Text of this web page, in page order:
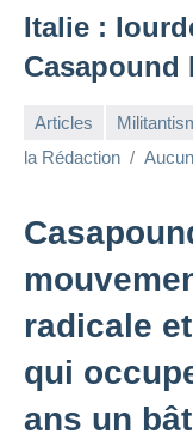
Italie :
Casapound
Articles
la Rédaction
radicale
qui
ans un